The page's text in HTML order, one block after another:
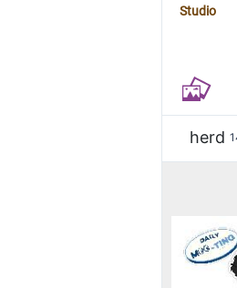
Studio
herd